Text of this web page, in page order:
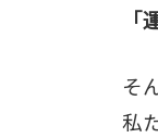
そ
私